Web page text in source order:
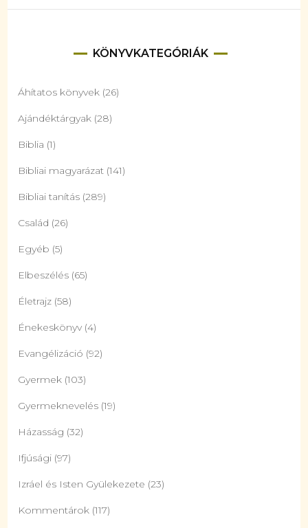
KÖNYVKATEGÓRIÁK
Áhítatos könyvek (26)
Ajándéktárgyak (28)
Biblia (1)
Bibliai magyarázat (141)
Bibliai tanítás (289)
Család (26)
Egyéb (5)
Elbeszélés (65)
Életrajz (58)
Énekeskönyv (4)
Evangélizáció (92)
Gyermek (103)
Gyermeknevelés (19)
Házasság (32)
Ifjúsági (97)
Izráel és Isten Gyülekezete (23)
Kommentárok (117)